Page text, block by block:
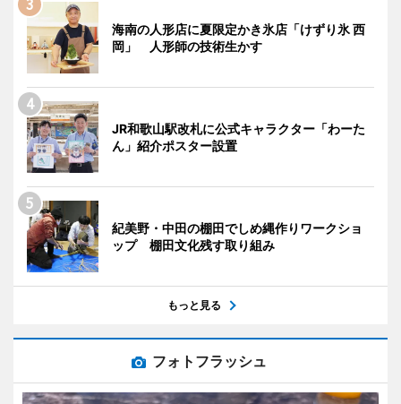
海南の人形店に夏限定かき氷店「けずり氷 西
岡」 人形師の技術生かす
JR和歌山駅改札に公式キャラクター「わーた
ん」紹介ポスター設置
紀美野・中田の棚田でしめ縄作りワークショ
ップ 棚田文化残す取り組み
もっと見る
フォトフラッシュ